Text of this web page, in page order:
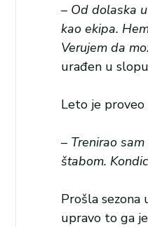
– Od dolaska
kao ekipa.
Verujem da
urađen u
Leto je proveo
– Trenirao
štabom.
Prošla sezona
upravo to ga